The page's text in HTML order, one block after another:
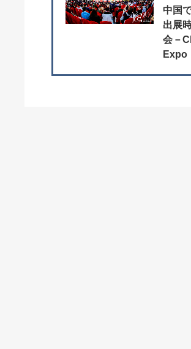
中国
出展
会－
Expo